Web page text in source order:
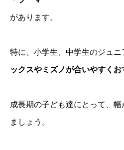
があります。
特に、小学生、中学生のジュニ
ックスやミズノが合いやすくお
成長期の子ども達にとって、
ましょう。